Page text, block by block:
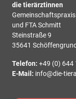
die tierärztinnen
und FTA Schmitt
Steinstraße 9
35641
Telefon: +49 (0) 644
E-Mail: info@die-